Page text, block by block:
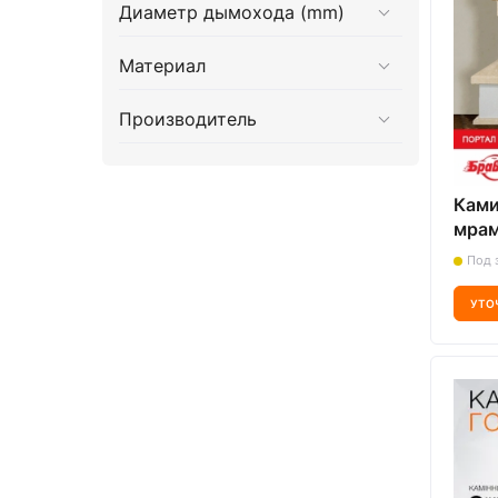
Диаметр дымохода (mm)
Материал
Производитель
Под